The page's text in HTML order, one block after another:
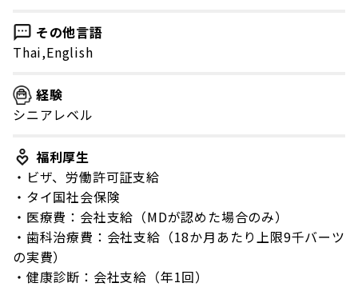
その他言語
Thai,English
経験
シニアレベル
福利厚生
・ビザ、労働許可証支給
・タイ国社会保険
・医療費：会社支給（MDが認めた場合のみ）
・歯科治療費：会社支給（18か月あたり上限9千バーツ
の実費）
・健康診断：会社支給（年1回）